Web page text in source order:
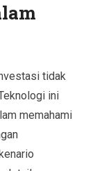
tidak
ini
memahami